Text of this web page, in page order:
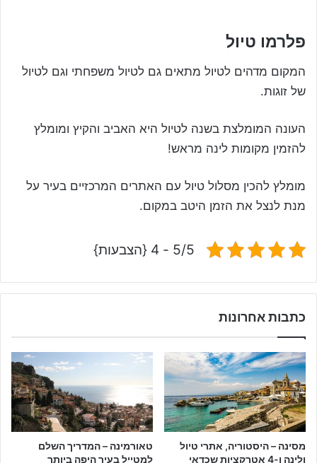
פלרמו טיול
המקום מדהים לטיול מתאים גם לטיול משפחתי וגם לטיול
של זוגות.
העונה המומלצת בשנה לטיול היא האביב והקיץ ומומלץ
להזמין מקומות לינה מראש!
מומלץ להכין מסלול טיול עם האתרים המרכזיים בעיר על
מנת לנצל את הזמן היטב במקום.
5/5 - 4 {הצבעות}
כתבות אחרונות
מסינה – היסטוריה, אתרי טיול
ולינה ו-4 אטרקציות שכדאי
טאורמינה – המדריך השלם
למטייל בעיר היפה ביותר